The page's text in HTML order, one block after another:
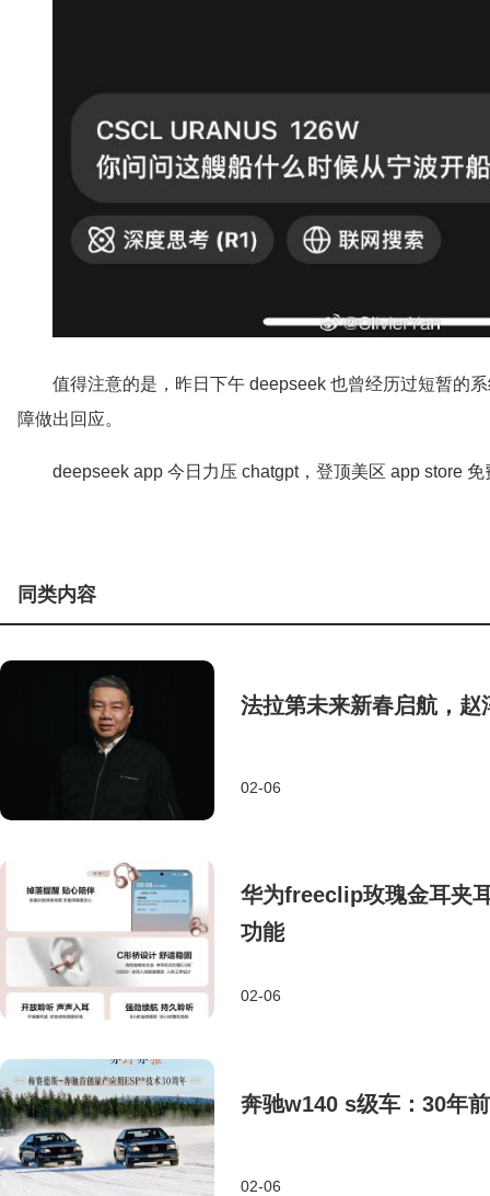
值得注意的是，昨日下午 deepseek 也曾经历过短暂的
障做出回应。
deepseek app 今日力压 chatgpt，登顶美区 app store
同类内容
法拉第未来新春启航，
02-06
华为freeclip玫瑰金耳夹
功能
02-06
奔驰w140 s级车：30年
02-06